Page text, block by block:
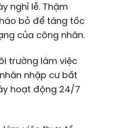
nghỉ lễ. Thậm
bỏ để tăng tốc
của công nhân.
trường làm việc
nhập cư bất
hoạt động 24/7